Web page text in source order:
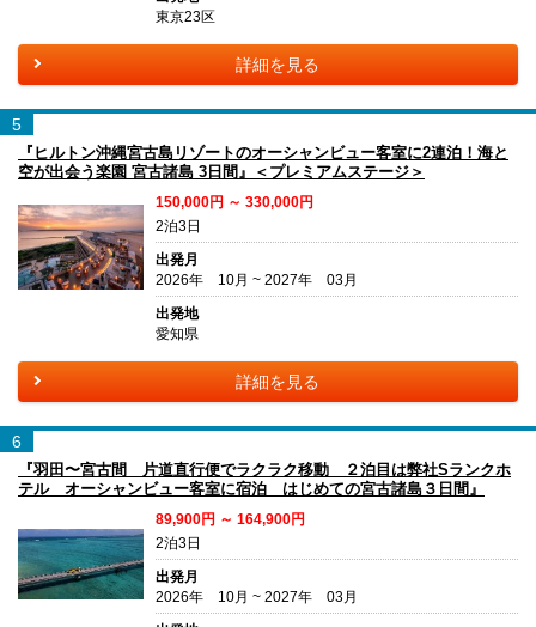
東京23区
詳細を見る
5
『ヒルトン沖縄宮古島リゾートのオーシャンビュー客室に2連泊！海と
空が出会う楽園 宮古諸島 3日間』＜プレミアムステージ＞
150,000円 ～ 330,000円
2泊3日
出発月
2026年 10月 ~ 2027年 03月
出発地
愛知県
詳細を見る
6
『羽田〜宮古間 片道直行便でラクラク移動 ２泊目は弊社Sランクホ
テル オーシャンビュー客室に宿泊 はじめての宮古諸島３日間』
89,900円 ～ 164,900円
2泊3日
出発月
2026年 10月 ~ 2027年 03月